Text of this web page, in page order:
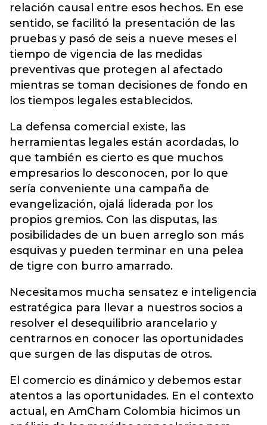
relación causal entre esos hechos. En ese
sentido, se facilitó la presentación de las
pruebas y pasó de seis a nueve meses el
tiempo de vigencia de las medidas
preventivas que protegen al afectado
mientras se toman decisiones de fondo en
los tiempos legales establecidos.
La defensa comercial existe, las
herramientas legales están acordadas, lo
que también es cierto es que muchos
empresarios lo desconocen, por lo que
sería conveniente una campaña de
evangelización, ojalá liderada por los
propios gremios. Con las disputas, las
posibilidades de un buen arreglo son más
esquivas y pueden terminar en una pelea
de tigre con burro amarrado.
Necesitamos mucha sensatez e inteligencia
estratégica para llevar a nuestros socios a
resolver el desequilibrio arancelario y
centrarnos en conocer las oportunidades
que surgen de las disputas de otros.
El comercio es dinámico y debemos estar
atentos a las oportunidades. En el contexto
actual, en AmCham Colombia hicimos un